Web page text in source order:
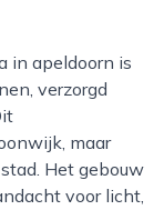
verzorgd
maar
Het gebouw
voor licht,